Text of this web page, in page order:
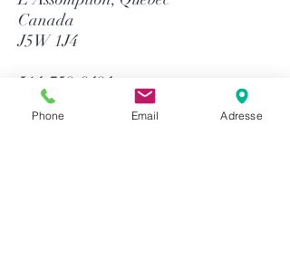
Canada
J5W 1J4
514-758-8484
1-866-758-8484
info@gtequip.com
Phone Email Adresse